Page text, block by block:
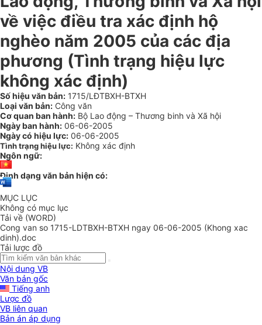
về việc điều tra xác định hộ
nghèo năm 2005 của các địa
phương (Tình trạng hiệu lực
không xác định)
Số hiệu văn bản: 1715/LĐTBXH-BTXH
Loại văn bản: Công văn
Cơ quan ban hành: Bộ Lao động – Thương binh và Xã hội
Ngày ban hành: 06-06-2005
Ngày có hiệu lực: 06-06-2005
Tình trạng hiệu lực: Không xác định
Ngôn ngữ:
Định dạng văn bản hiện có:
MỤC LỤC
Không có mục lục
Tải về (WORD)
Cong van so 1715-LDTBXH-BTXH ngay 06-06-2005 (Khong xac
dinh).doc
Tải lược đồ
Nội dung VB
Văn bản gốc
Tiếng anh
Lược đồ
VB liên quan
Bản án áp dụng